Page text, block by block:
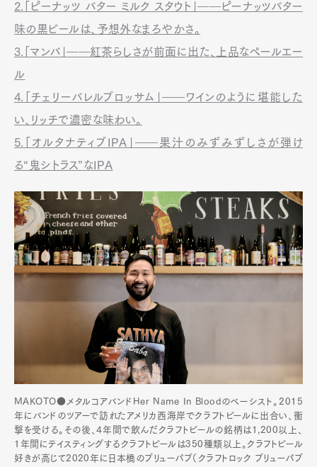
2.「ピーナッツ バター ミルク スタウト」――ピーナッツバター
味の黒ビールは、予想外なまろやかさ。
3.「マンバ」――紅茶らしさが前面に出た、上品なペールエー
ル
4.「チェリーバレルブロッサム」――ワインのように堪能した
い、リッチで濃密な味わい。
5.「オルタナティブIPA」――果汁のみずみずしさが弾け
る“鬼シトラス”なIPA
MAKOTO●メタルコアバンドHer Name In Bloodのベーシスト。2015
年にバンドのツアーで訪れたアメリカ西海岸でクラフトビールに出合い、衝
撃を受ける。その後、4年間で飲んだクラフトビールの銘柄は1,200以上、
1年間にテイスティングするクラフトビールは350種類以上。クラフトビール
好きが高じて2020年に日本橋のブリューパブ（クラフトロック ブリューパブ